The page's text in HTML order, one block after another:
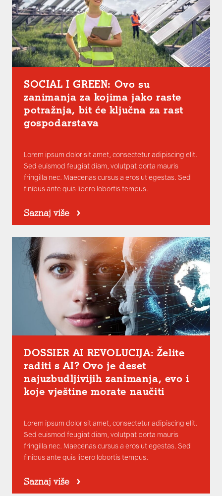
SOCIAL I GREEN: Ovo su
zanimanja za kojima jako raste
potražnja, bit će ključna za rast
gospodarstava
Lorem ipsum dolor sit amet, consectetur adipiscing elit.
Sed euismod feugiat diam, volutpat porta mauris
fringilla nec. Maecenas cursus a eros ut egestas. Sed
finibus ante quis libero lobortis tempus.
Saznaj više
DOSSIER AI REVOLUCIJA: Želite
raditi s AI? Ovo je deset
najuzbudljivijih zanimanja, evo i
koje vještine morate naučiti
Lorem ipsum dolor sit amet, consectetur adipiscing elit.
Sed euismod feugiat diam, volutpat porta mauris
fringilla nec. Maecenas cursus a eros ut egestas. Sed
finibus ante quis libero lobortis tempus.
Saznaj više